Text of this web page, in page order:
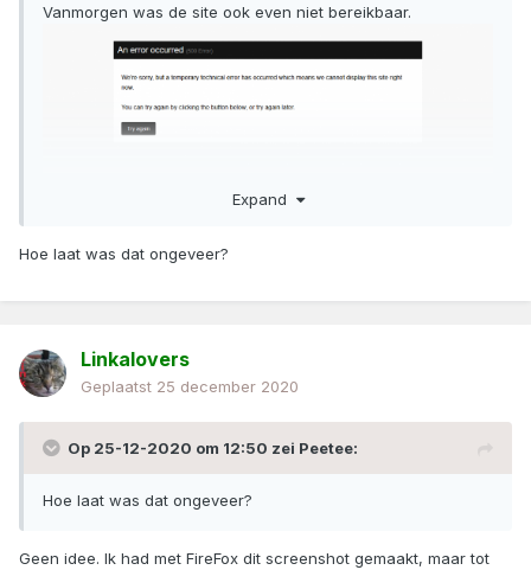
Vanmorgen was de site ook even niet bereikbaar.
Expand
Hoe laat was dat ongeveer?
Linkalovers
Geplaatst 25 december 2020
Op 25-12-2020 om 12:50 zei Peetee:
Hoe laat was dat ongeveer?
Geen idee. Ik had met FireFox dit screenshot gemaakt, maar tot